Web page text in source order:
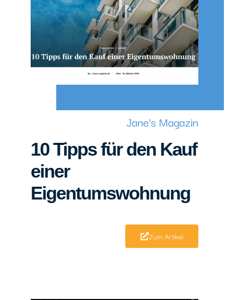
Jane's Magazin
10 Tipps für den Kauf
einer
Eigentumswohnung
Zum Artikel